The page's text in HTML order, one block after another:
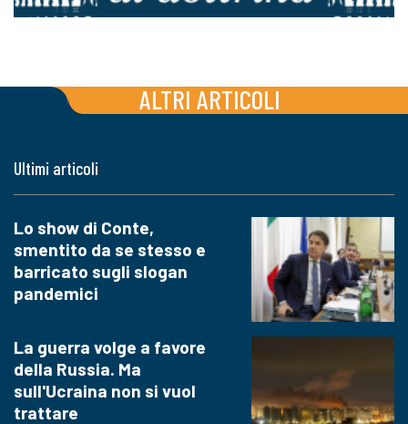
ALTRI ARTICOLI
Ultimi articoli
Lo show di Conte,
smentito da se stesso e
barricato sugli slogan
pandemici
La guerra volge a favore
della Russia. Ma
sull'Ucraina non si vuol
trattare